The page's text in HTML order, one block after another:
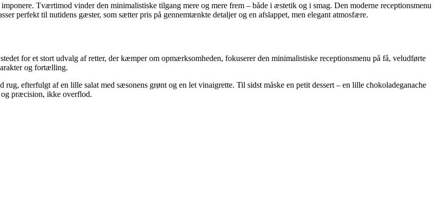
Tværtimod vinder den minimalistiske tilgang mere og mere frem – både i æstetik og i smag. Den moderne receptionsmenu
perfekt til nutidens gæster, som sætter pris på gennemtænkte detaljer og en afslappet, men elegant atmosfære.
for et stort udvalg af retter, der kæmper om opmærksomheden, fokuserer den minimalistiske receptionsmenu på få, veludførte
og fortælling.
efterfulgt af en lille salat med sæsonens grønt og en let vinaigrette. Til sidst måske en petit dessert – en lille chokoladeganache
præcision, ikke overflod.